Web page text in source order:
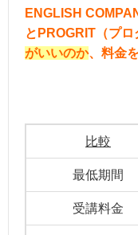
ENGLISH
とPROGRIT（プロ
がいいのか、料金
比較
最低期間
受講料金